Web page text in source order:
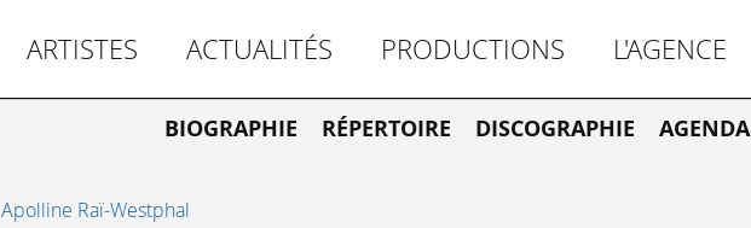
ARTISTES ACTUALITÉS PRODUCTIONS L'AGENCE
BIOGRAPHIE RÉPERTOIRE DISCOGRAPHIE AGENDA
Apolline Raï-Westphal